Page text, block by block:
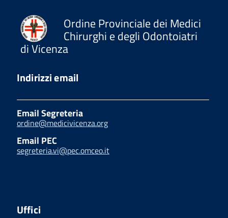
Ordine Provinciale dei Medici
Chirurghi e degli Odontoiatri
di Vicenza
Indirizzi email
Email Segreteria
ordine@medicivicenza.org
Email PEC
segreteria.vi@pec.omceo.it
Uffici